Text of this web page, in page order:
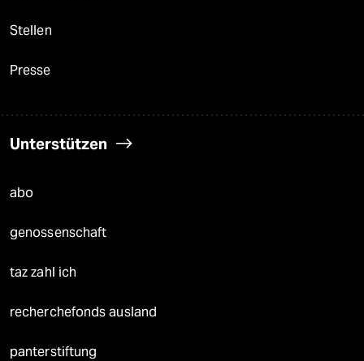
Stellen
Presse
Unterstützen
abo
genossenschaft
taz zahl ich
recherchefonds ausland
panterstiftung